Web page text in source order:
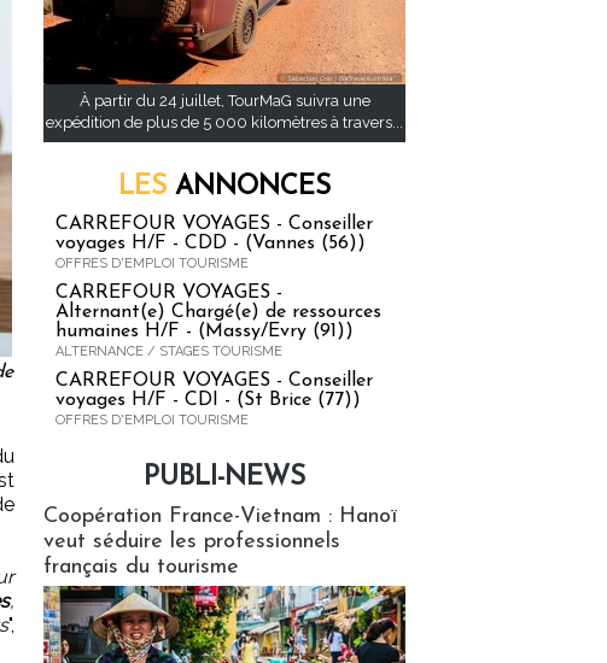
,
",
À partir du 24 juillet, TourMaG suivra une
expédition de plus de 5 000 kilomètres à travers...
LES ANNONCES
CARREFOUR VOYAGES - Conseiller
voyages H/F - CDD - (Vannes (56))
OFFRES D'EMPLOI TOURISME
CARREFOUR VOYAGES -
Alternant(e) Chargé(e) de ressources
humaines H/F - (Massy/Evry (91))
ALTERNANCE / STAGES TOURISME
CARREFOUR VOYAGES - Conseiller
voyages H/F - CDI - (St Brice (77))
OFFRES D'EMPLOI TOURISME
PUBLI-NEWS
Coopération France-Vietnam : Hanoï
veut séduire les professionnels
français du tourisme